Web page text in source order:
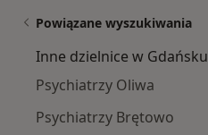
Powiązane wyszukiwania
Inne dzielnice w Gdańsku
Psychiatrzy Oliwa
Psychiatrzy Brętowo